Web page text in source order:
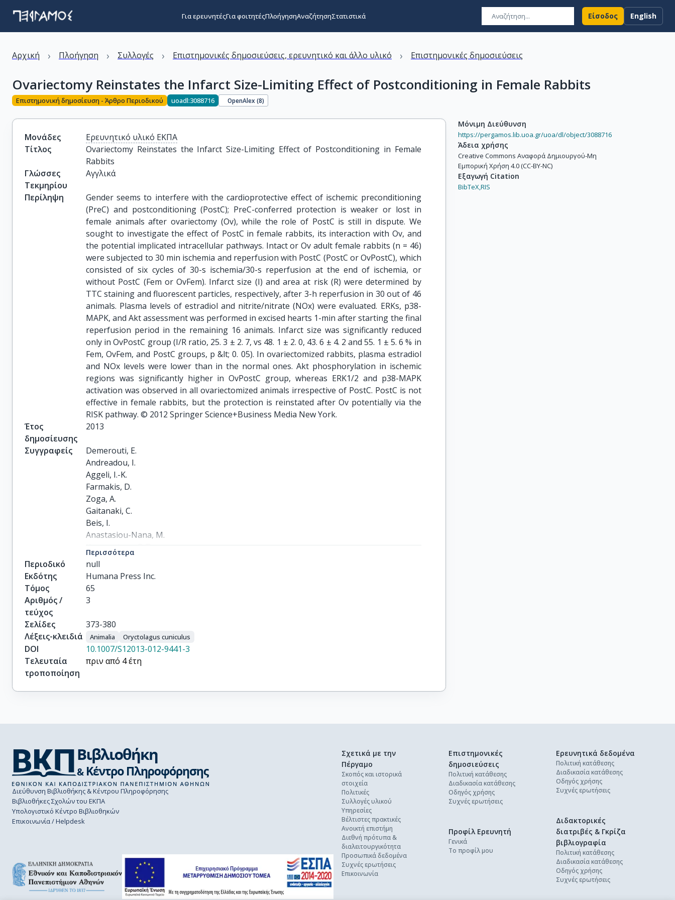
Για ερευνητέςΓια φοιτητέςΠλοήγησηΑναζήτησηΣτατιστικά Είσοδος English
Αρχική › Πλοήγηση › Συλλογές › Επιστημονικές δημοσιεύσεις, ερευνητικό και άλλο υλικό › Επιστημονικές δημοσιεύσεις
Ovariectomy Reinstates the Infarct Size-Limiting Effect of Postconditioning in Female Rabbits
Επιστημονική δημοσίευση - Άρθρο Περιοδικού uoadl:3088716 OpenAlex (8)
Μονάδες
Ερευνητικό υλικό ΕΚΠΑ
Τίτλος
Ovariectomy Reinstates the Infarct Size-Limiting Effect of Postconditioning in Female
Rabbits
Γλώσσες
Τεκμηρίου
Αγγλικά
Περίληψη
Gender seems to interfere with the cardioprotective effect of ischemic preconditioning
(PreC) and postconditioning (PostC); PreC-conferred protection is weaker or lost in
female animals after ovariectomy (Ov), while the role of PostC is still in dispute. We
sought to investigate the effect of PostC in female rabbits, its interaction with Ov, and
the potential implicated intracellular pathways. Intact or Ov adult female rabbits (n = 46)
were subjected to 30 min ischemia and reperfusion with PostC (PostC or OvPostC), which
consisted of six cycles of 30-s ischemia/30-s reperfusion at the end of ischemia, or
without PostC (Fem or OvFem). Infarct size (I) and area at risk (R) were determined by
TTC staining and fluorescent particles, respectively, after 3-h reperfusion in 30 out of 46
animals. Plasma levels of estradiol and nitrite/nitrate (NOx) were evaluated. ERKs, p38-
MAPK, and Akt assessment was performed in excised hearts 1-min after starting the final
reperfusion period in the remaining 16 animals. Infarct size was significantly reduced
only in OvPostC group (I/R ratio, 25. 3 ± 2. 7, vs 48. 1 ± 2. 0, 43. 6 ± 4. 2 and 55. 1 ± 5. 6 % in
Fem, OvFem, and PostC groups, p &lt; 0. 05). In ovariectomized rabbits, plasma estradiol
and NOx levels were lower than in the normal ones. Akt phosphorylation in ischemic
regions was significantly higher in OvPostC group, whereas ERK1/2 and p38-MAPK
activation was observed in all ovariectomized animals irrespective of PostC. PostC is not
effective in female rabbits, but the protection is reinstated after Ov potentially via the
RISK pathway. © 2012 Springer Science+Business Media New York.
Έτος
δημοσίευσης
2013
Συγγραφείς
Demerouti, E.
Andreadou, I.
Aggeli, I.-K.
Farmakis, D.
Zoga, A.
Gaitanaki, C.
Beis, I.
Anastasiou-Nana, M.
Kremastinos, D.T.
Iliodromitis, E.K.
Περισσότερα
Περιοδικό
null
Εκδότης
Humana Press Inc.
Τόμος
65
Αριθμός /
τεύχος
3
Σελίδες
373-380
Λέξεις-κλειδιά
Animalia Oryctolagus cuniculus
DOI
10.1007/S12013-012-9441-3
Τελευταία
τροποποίηση
πριν από 4 έτη
Μόνιμη Διεύθυνση
https://pergamos.lib.uoa.gr/uoa/dl/object/3088716
Άδεια χρήσης
Creative Commons Αναφορά Δημιουργού-Μη
Εμπορική Χρήση 4.0 (CC-BY-NC)
Εξαγωγή Citation
BibTeX,RIS
Διεύθυνση Βιβλιοθήκης & Κέντρου Πληροφόρησης
Βιβλιοθήκες Σχολών του ΕΚΠΑ
Υπολογιστικό Κέντρο Βιβλιοθηκών
Επικοινωνία / Helpdesk
Σχετικά με την
Πέργαμο
Σκοπός και ιστορικά
στοιχεία
Πολιτικές
Συλλογές υλικού
Υπηρεσίες
Βέλτιστες πρακτικές
Ανοικτή επιστήμη
Διεθνή πρότυπα &
διαλειτουργικότητα
Προσωπικά δεδομένα
Συχνές ερωτήσεις
Επικοινωνία
Επιστημονικές
δημοσιεύσεις
Πολιτική κατάθεσης
Διαδικασία κατάθεσης
Οδηγός χρήσης
Συχνές ερωτήσεις
Ερευνητικά δεδομένα
Πολιτική κατάθεσης
Διαδικασία κατάθεσης
Οδηγός χρήσης
Συχνές ερωτήσεις
Διδακτορικές
διατριβές & Γκρίζα
βιβλιογραφία
Πολιτική κατάθεσης
Διαδικασία κατάθεσης
Οδηγός χρήσης
Συχνές ερωτήσεις
Προφίλ Ερευνητή
Γενικά
Το προφίλ μου